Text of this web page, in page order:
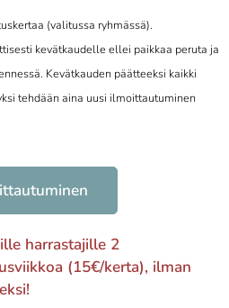
uskertaa (valitussa ryhmässä).
kevätkaudelle ellei paikkaa peruta ja
Kevätkauden päätteeksi kaikki
tehdään aina uusi ilmoittautuminen
harrastajille 2
(15€/kerta), ilman